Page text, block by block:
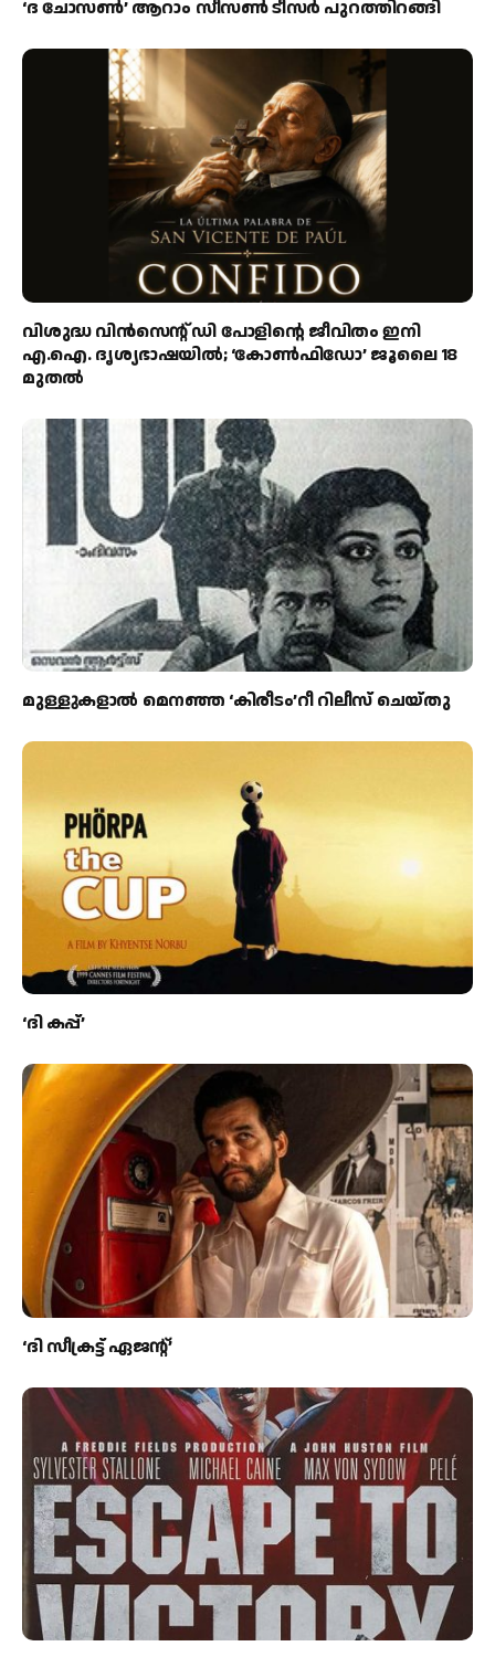
‘ദ ചോസൺ’ ആറാം സീസൺ ടീസർ പുറത്തിറങ്ങി
വിശുദ്ധ വിൻസെന്റ് ഡി പോളിന്റെ ജീവിതം ഇനി
എ.ഐ. ദൃശ്യഭാഷയിൽ; ‘കോൺഫിഡോ’ ജൂലൈ 18
മുതൽ
മുള്ളുകളാല്‍ മെനഞ്ഞ ‘കിരീടം’റീ റിലീസ് ചെയ്തു
‘ദി കപ്പ്’
‘ദി സീക്രട്ട് ഏജന്റ്’